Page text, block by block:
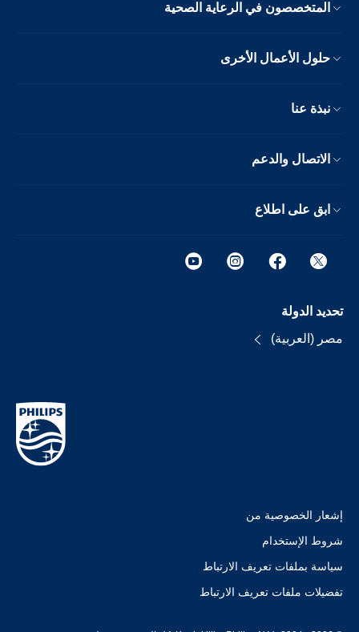
المتخصصون في الرعاية الصحية
حلول الأعمال الأخرى
نبذة عنا
الاتصال والدعم
ابق على اطلاع
تحديد الدولة
مصر (العربية)
إشعار الخصوصية من
شروط الإستخدام
سياسة بملفات تعريف الارتباط
تفضيلات ملفات تعريف الارتباط